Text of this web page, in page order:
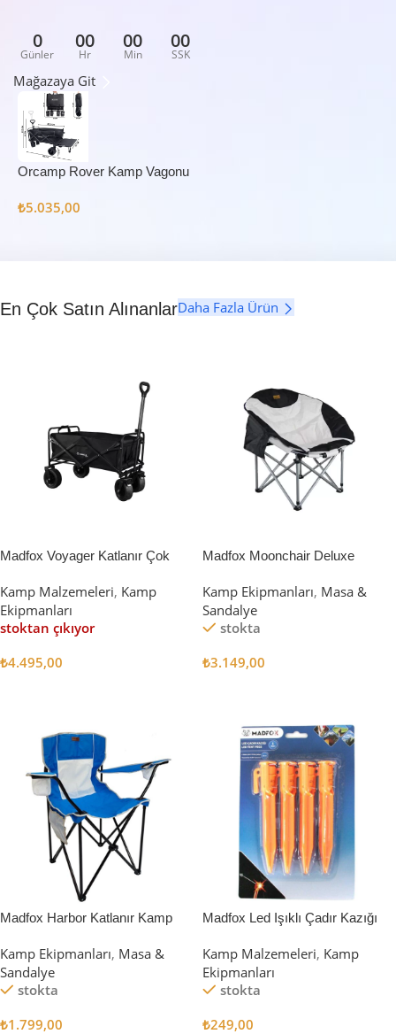
0
Günler
00
Hr
00
Min
00
SSK
Mağazaya Git
Orcamp Rover Kamp Vagonu
₺5.035,00
En Çok Satın AlınanlarDaha Fazla Ürün
Madfox Voyager Katlanır Çok
[Vagon] BLACK
Kamp Malzemeleri, Kamp
Ekipmanları
stoktan çıkıyor
₺4.495,00
Madfox Moonchair Deluxe
Siyah/Gri
Kamp Ekipmanları, Masa &
Sandalye
stokta
₺3.149,00
Madfox Harbor Katlanır Kamp
Kamp Ekipmanları, Masa &
Sandalye
stokta
₺1.799,00
Madfox Led Işıklı Çadır Kazığı
Kamp Malzemeleri, Kamp
Ekipmanları
stokta
₺249,00